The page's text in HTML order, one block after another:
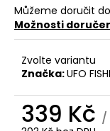
Můžeme doručit
Možnosti
Zvolte variantu
Značka:UFO
339 Kč /
o
p
o
u
č
u